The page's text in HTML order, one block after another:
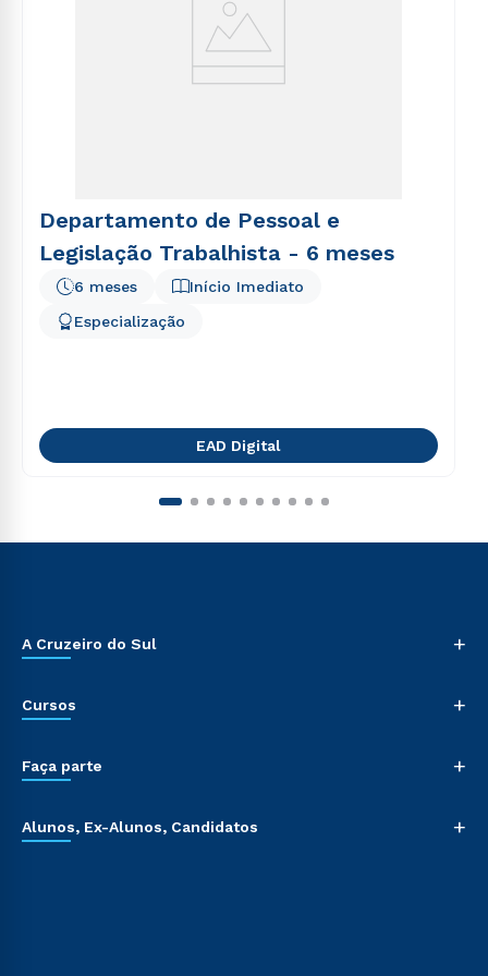
Departamento de Pessoal e
Legislação Trabalhista - 6 meses
Início Imediato
6 meses
Especialização
EAD Digital
A Cruzeiro do Sul +
Cursos +
Faça parte +
Alunos, Ex-Alunos, Candidatos +